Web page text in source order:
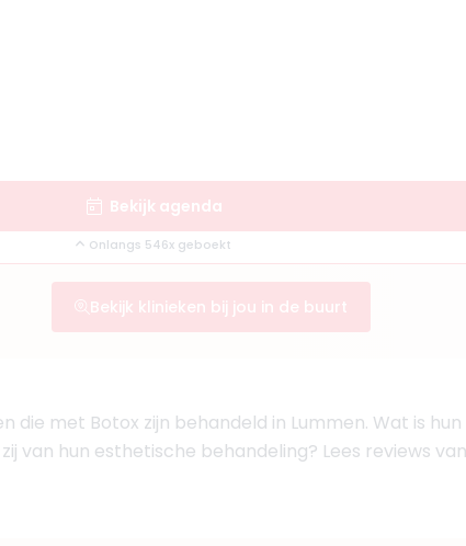
Bekijk agenda
Onlangs 546x geboekt
Bekijk klinieken bij jou in de buurt
die met Botox zijn behandeld in Lummen. Wat is
van hun esthetische behandeling? Lees reviews van